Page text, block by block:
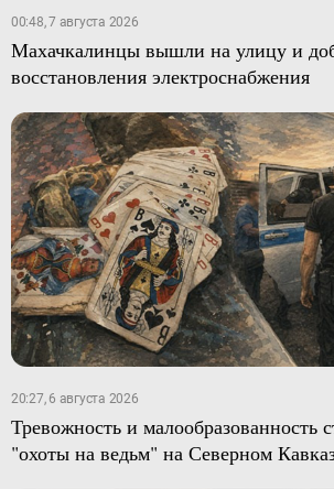
00:48, 7 августа 2026
Махачкалинцы вышли на улицу и
восстановления электроснабжения
20:27, 6 августа 2026
Тревожность и малообразованность
"охоты на ведьм" на Северном